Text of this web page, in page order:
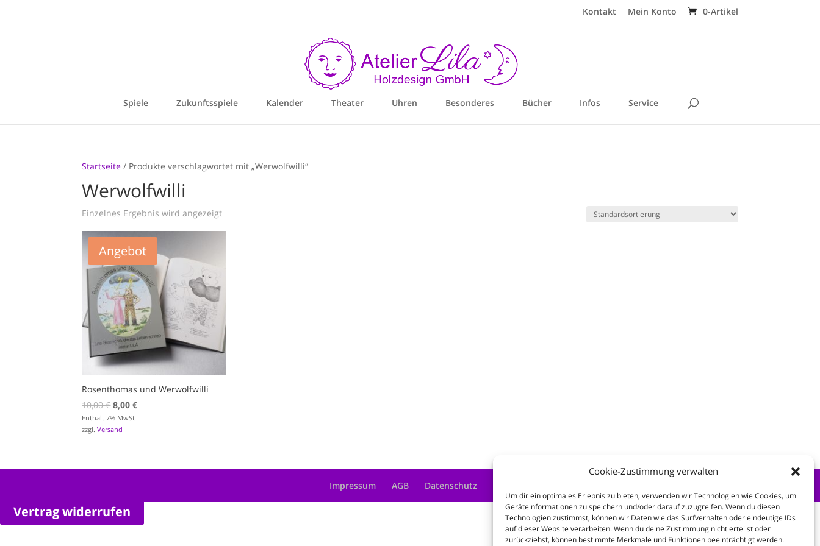
Cookie-Zustimmung verwalten
Um dir ein optimales Erlebnis zu bieten, verwenden wir Technologien wie Cookies, um
Geräteinformationen zu speichern und/oder darauf zuzugreifen. Wenn du diesen
Technologien zustimmst, können wir Daten wie das Surfverhalten oder eindeutige IDs
auf dieser Website verarbeiten. Wenn du deine Zustimmung nicht erteilst oder
zurückziehst, können bestimmte Merkmale und Funktionen beeinträchtigt werden.
Kontakt Mein Konto 0-Artikel
Spiele Zukunftsspiele Kalender Theater Uhren Besonderes Bücher Infos Service
Startseite / Produkte verschlagwortet mit „Werwolfwilli“
Werwolfwilli
Einzelnes Ergebnis wird angezeigt
Angebot
Rosenthomas und Werwolfwilli
10,00€Ursprünglicher
Preis
war:
8,00€Aktueller
Enthält 7% MwSt
zzgl.Versand
Impressum AGB Datenschutz
Vertrag widerrufen